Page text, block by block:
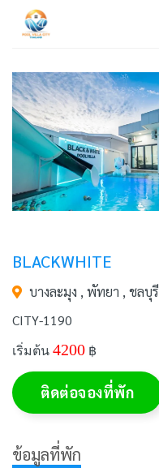
BLACKWHITE
บางละมุง , พัทยา , ชลบุรี
CITY-1190
เริ่มต้น 4200 ฿
ติดต่อจองที่พัก
ข้อมูลที่พัก